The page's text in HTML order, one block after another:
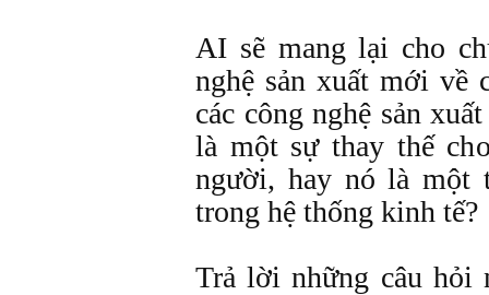
AI sẽ mang lại cho
nghệ sản xuất mới về
các công nghệ sản
là một sự thay thế
người, hay nó là một
trong hệ thống kinh tế?
Trả lời những câu hỏi